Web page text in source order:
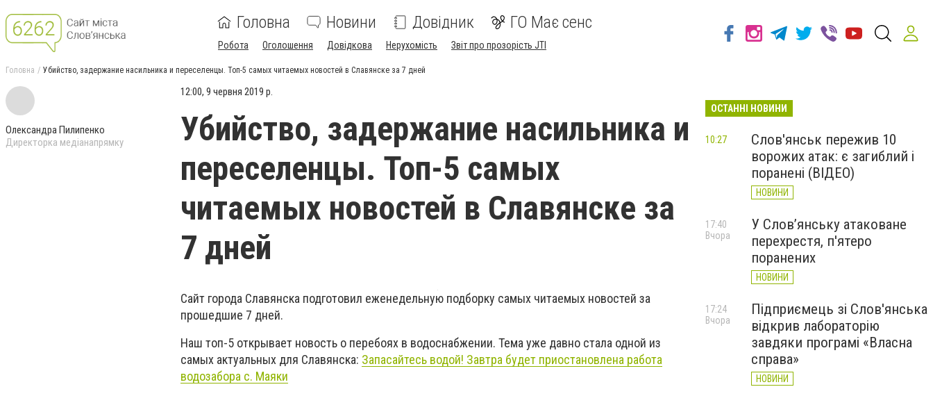
Головна Новини Довідник ГО Має сенс
Робота Оголошення Довідкова Нерухомість Звіт про прозорість JTI
Головна Убийство, задержание насильника и переселенцы. Топ-5 самых читаемых новостей в Славянске за 7 дней
Олександра Пилипенко
Директорка медіанапрямку
12:00, 9 червня 2019 р.
Убийство, задержание насильника и
переселенцы. Топ-5 самых
читаемых новостей в Славянске за
7 дней
Сайт города Славянска подготовил еженедельную подборку самых читаемых новостей за
прошедшие 7 дней.
Наш топ-5 открывает новость о перебоях в водоснабжении. Тема уже давно стала одной из
самых актуальных для Славянска: Запасайтесь водой! Завтра будет приостановлена работа
водозабора с. Маяки
ОСТАННІ НОВИНИ
Слов'янськ пережив 10
ворожих атак: є загиблий і
поранені (ВІДЕО)
НОВИНИ
10:27
У Слов’янську атаковане
перехрестя, п'ятеро
поранених
НОВИНИ
17:40
Вчора
Підприємець зі Слов'янська
відкрив лабораторію
завдяки програмі «Власна
справа»
НОВИНИ
17:24
Вчора